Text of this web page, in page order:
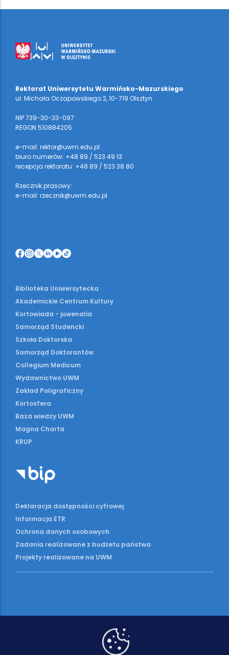
Rektorat Uniwersytetu Warmińsko-Mazurskiego
ul. Michała Oczapowskiego 2, 10-719 Olsztyn
NIP 739-30-33-097
REGON 510884205
e-mail: rektor@uwm.edu.pl
biuro numerów: +48 89 / 523 49 13
recepcja rektoratu: +48 89 / 523 38 80
Rzecznik prasowy:
e-mail: rzecznik@uwm.edu.pl
Biblioteka Uniwersytecka
Akademickie Centrum Kultury
Kortowiada - juwenalia
Samorząd Studencki
Szkoła Doktorska
Samorząd Doktorantów
Collegium Medicum
Wydawnictwo UWM
Zakład Poligraficzny
Kortosfera
Baza wiedzy UWM
Magna Charta
KRUP
Deklaracja dostępności cyfrowej
Informacja ETR
Ochrona danych osobowych
Zadania realizowane z budżetu państwa
Projekty realizowane na UWM